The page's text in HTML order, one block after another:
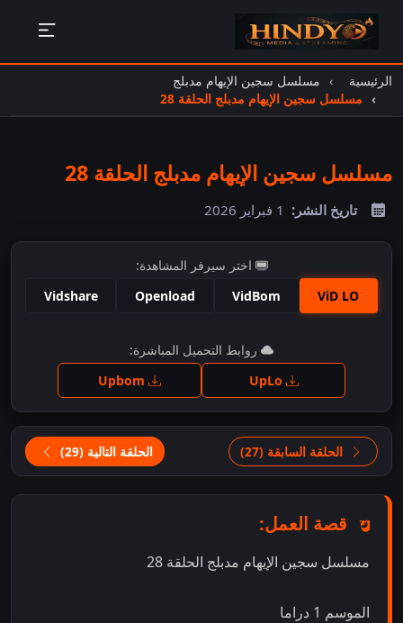
الرئيسية
مسلسل سجين الإيهام مدبلج
مسلسل سجين الإيهام مدبلج الحلقة 28
مسلسل سجين الإيهام مدبلج الحلقة 28
تاريخ النشر: 1 فبراير 2026
اختر سيرفر المشاهدة:
ViD LO
VidBom
Openload
Vidshare
اضغط للمشاهدة
روابط التحميل المباشرة:
الحلقة السابقة (27) الحلقة التالية (29)
قصة العمل:
مسلسل سجين الإيهام مدبلج الحلقة 28
الموسم 1 دراما